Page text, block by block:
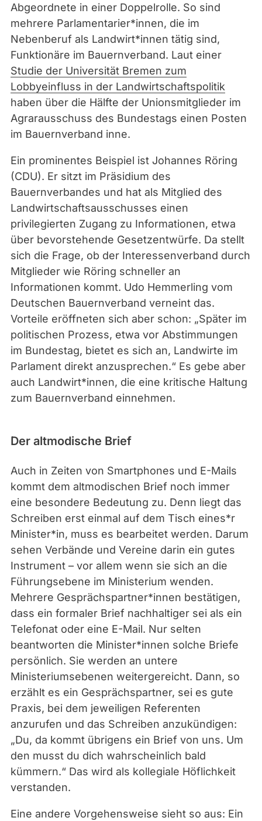
Abgeordnete in einer Doppelrolle. So sind
mehrere Parlamentarier*innen, die im
Nebenberuf als Landwirt*innen tätig sind,
Funktionäre im Bauernverband. Laut einer
Studie der Universität Bremen zum
Lobbyeinfluss in der Landwirtschaftspolitik
haben über die Hälfte der Unionsmitglieder im
Agrarausschuss des Bundestags einen Posten
im Bauernverband inne.
Ein prominentes Beispiel ist Johannes Röring
(CDU). Er sitzt im Präsidium des
Bauernverbandes und hat als Mitglied des
Landwirtschaftsausschusses einen
privilegierten Zugang zu Informationen, etwa
über bevorstehende Gesetzentwürfe. Da stellt
sich die Frage, ob der Interessenverband durch
Mitglieder wie Röring schneller an
Informationen kommt. Udo Hemmerling vom
Deutschen Bauernverband verneint das.
Vorteile eröffneten sich aber schon: „Später im
politischen Prozess, etwa vor Abstimmungen
im Bundestag, bietet es sich an, Landwirte im
Parlament direkt anzusprechen.“ Es gebe aber
auch Landwirt*innen, die eine kritische Haltung
zum Bauernverband einnehmen.
Der altmodische Brief
Auch in Zeiten von Smartphones und E-Mails
kommt dem altmodischen Brief noch immer
eine besondere Bedeutung zu. Denn liegt das
Schreiben erst einmal auf dem Tisch eines*r
Minister*in, muss es bearbeitet werden. Darum
sehen Verbände und Vereine darin ein gutes
Instrument – vor allem wenn sie sich an die
Führungsebene im Ministerium wenden.
Mehrere Gesprächspartner*innen bestätigen,
dass ein formaler Brief nachhaltiger sei als ein
Telefonat oder eine E-Mail. Nur selten
beantworten die Minister*innen solche Briefe
persönlich. Sie werden an untere
Ministeriumsebenen weitergereicht. Dann, so
erzählt es ein Gesprächspartner, sei es gute
Praxis, bei dem jeweiligen Referenten
anzurufen und das Schreiben anzukündigen:
„Du, da kommt übrigens ein Brief von uns. Um
den musst du dich wahrscheinlich bald
kümmern.“ Das wird als kollegiale Höflichkeit
verstanden.
Eine andere Vorgehensweise sieht so aus: Ein